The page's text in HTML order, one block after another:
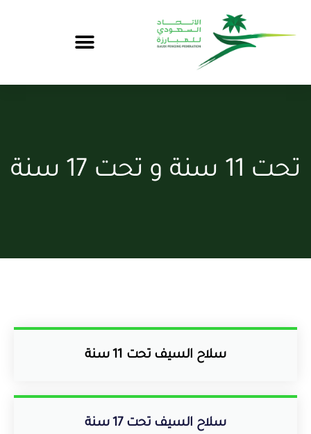
تحت 11 سنة و تحت 17 سنة
سلاح السيف تحت 11 سنة
سلاح السيف تحت 17 سنة